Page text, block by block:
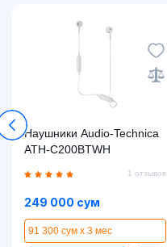
Наушники Audio-Technica
ATH-C200BTWH
1 отзывов
249 000 сум
91 300 сум x 3 мес